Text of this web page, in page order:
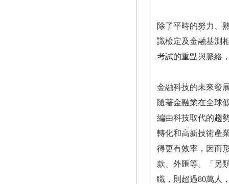
除了平時的努力、
識檢定及金融基測
考試的重點與脈絡
金融科技的未來發
隨著金融業在全球
編由科技取代的趨
轉化和高新技術產
得更有效率，因而
款、外匯等。「另
職，則超過80萬人